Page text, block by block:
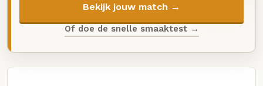
Bekijk jouw match →
Of doe de snelle smaaktest →